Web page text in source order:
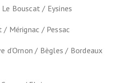
Bouscat / Eysines
/ Mérignac / Pessac
d’Ornon / Bègles / Bordeaux